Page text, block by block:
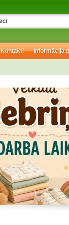
Informācija
Kontakti